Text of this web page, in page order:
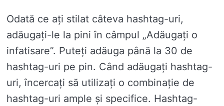
Odată ce ați stilat câteva hashtag-uri,
adăugați-le la pini în câmpul „Adăugați o
infatisare”. Puteți adăuga până la 30 de
hashtag-uri pe pin. Când adăugați hashtag-
uri, încercați să utilizați o combinație de
hashtag-uri ample și specifice. Hashtag-